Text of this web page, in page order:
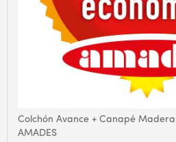
Colchón Avance + Canapé Madera
AMADES